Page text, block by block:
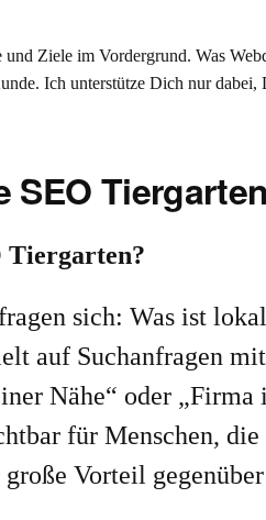
Ziele im Vordergrund. Was
Ich unterstütze Dich nur dabei,
SEO
Tiergarten?
sich: Was ist
auf Suchanfragen
Nähe“ oder
für Menschen,
Vorteil